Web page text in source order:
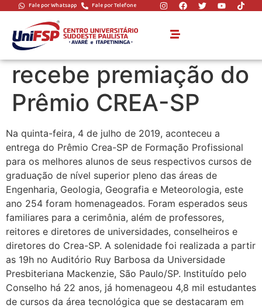
Fale por Whatsapp Fale por Telefone
Aluno de Engenharia
Civil da UniFSP
recebe premiação do
Prêmio CREA-SP
Na quinta-feira, 4 de julho de 2019, aconteceu a
entrega do Prêmio Crea-SP de Formação Profissional
para os melhores alunos de seus respectivos cursos de
graduação de nível superior pleno das áreas de
Engenharia, Geologia, Geografia e Meteorologia, este
ano 254 foram homenageados. Foram esperados seus
familiares para a cerimônia, além de professores,
reitores e diretores de universidades, conselheiros e
diretores do Crea-SP. A solenidade foi realizada a partir
as 19h no Auditório Ruy Barbosa da Universidade
Presbiteriana Mackenzie, São Paulo/SP. Instituído pelo
Conselho há 22 anos, já homenageou 4,8 mil estudantes
de cursos da área tecnológica que se destacaram em